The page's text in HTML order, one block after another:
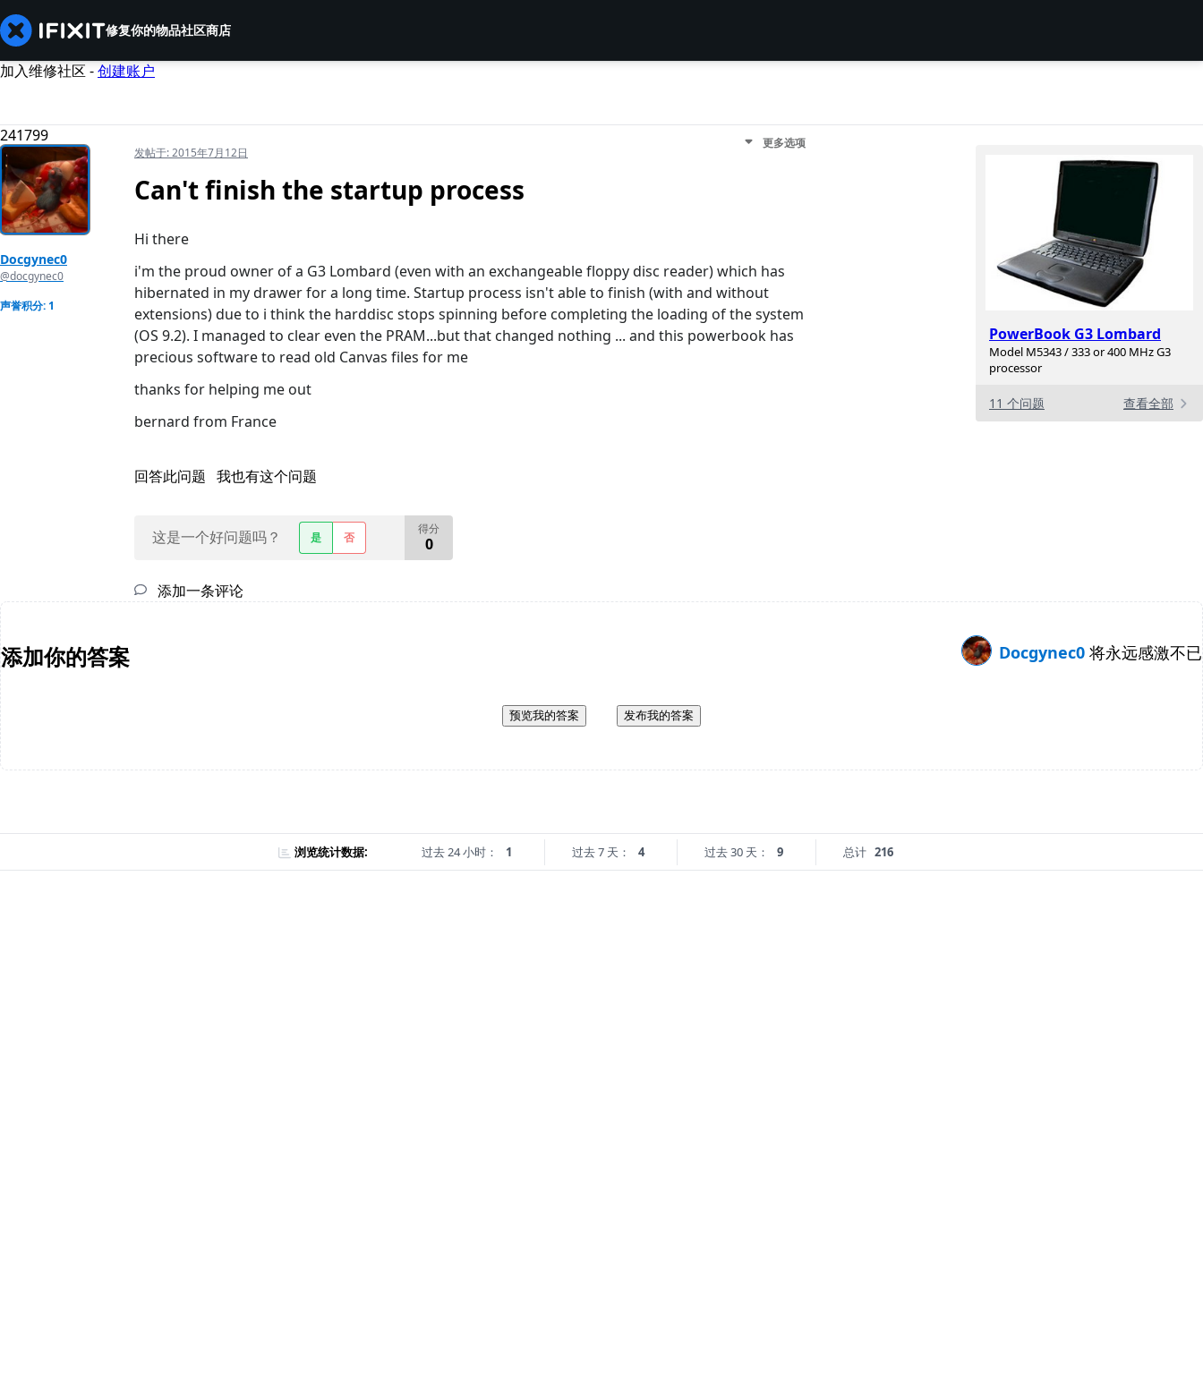
修复你的物品社区商店
加入维修社区 -创建账户
241799
PowerBook G3 Lombard
Model M5343 / 333 or 400 MHz G3
processor
11 个问题 查看全部
Docgynec0
@docgynec0
声誉积分: 1
发帖于:2015年7月12日
更多选项
Can't finish the startup process
Hi there
i'm the proud owner of a G3 Lombard (even with an exchangeable floppy disc reader) which has
hibernated in my drawer for a long time. Startup process isn't able to finish (with and without
extensions) due to i think the harddisc stops spinning before completing the loading of the system
(OS 9.2). I managed to clear even the PRAM...but that changed nothing ... and this powerbook has
precious software to read old Canvas files for me
thanks for helping me out
bernard from France
回答此问题 我也有这个问题
这是一个好问题吗？ 是 否
得分
0
添加一条评论
添加你的答案 Docgynec0 将永远感激不已
预览我的答案 发布我的答案
浏览统计数据: 过去 24 小时： 1 过去 7 天： 4 过去 30 天： 9 总计 216